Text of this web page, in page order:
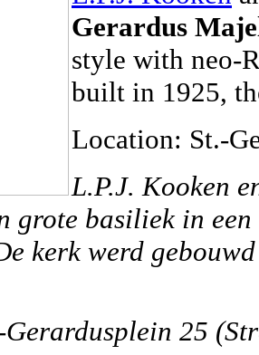
Gerardus
style with neo-
built in 1925,
Location: St.-
L.P.J. Kooken
grote basiliek in
kerk werd
25